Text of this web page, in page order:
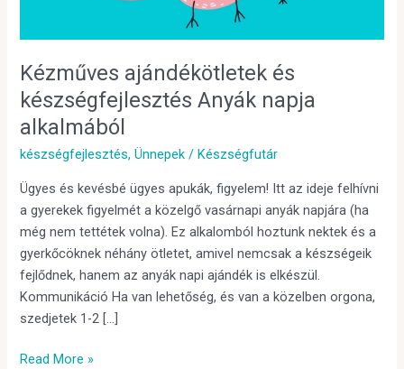
Kézműves ajándékötletek és
készségfejlesztés Anyák napja
alkalmából
készségfejlesztés,Ünnepek /Készségfutár
Ügyes és kevésbé ügyes apukák, figyelem! Itt az ideje felhívni
a gyerekek figyelmét a közelgő vasárnapi anyák napjára (ha
még nem tettétek volna). Ez alkalomból hoztunk nektek és a
gyerkőcöknek néhány ötletet, amivel nemcsak a készségeik
fejlődnek, hanem az anyák napi ajándék is elkészül.
Kommunikáció Ha van lehetőség, és van a közelben orgona,
szedjetek 1-2 […]
Read More »